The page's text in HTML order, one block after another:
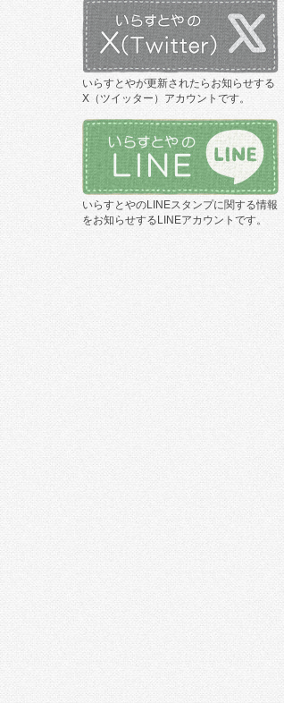
いらすとやが更新されたらお知らせする
X（ツイッター）アカウントです。
いらすとやのLINEスタンプに関する情報
をお知らせするLINEアカウントです。